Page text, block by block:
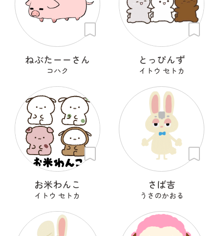
ねぶたーーさん
コハク
とっぴんず
イトウ セトカ
お米わんこ
イトウ セトカ
さば吉
うさのかおる